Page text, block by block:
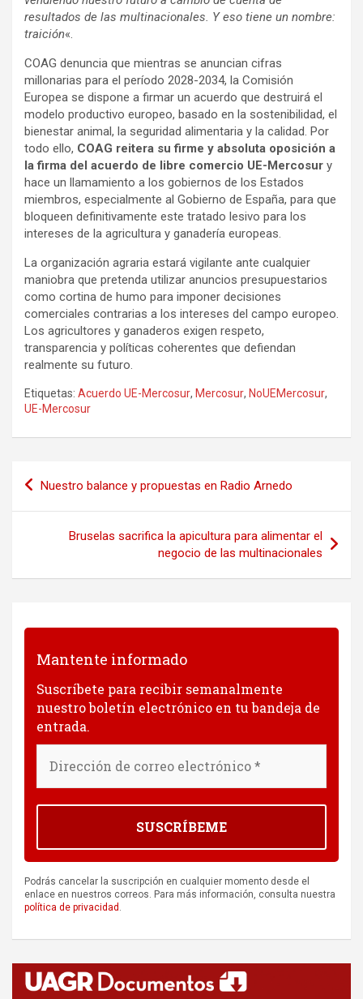
resultados de las multinacionales. Y eso tiene un nombre:
traición«.
COAG denuncia que mientras se anuncian cifras
millonarias para el período 2028-2034, la Comisión
Europea se dispone a firmar un acuerdo que destruirá el
modelo productivo europeo, basado en la sostenibilidad, el
bienestar animal, la seguridad alimentaria y la calidad. Por
todo ello, COAG reitera su firme y absoluta oposición a
la firma del acuerdo de libre comercio UE-Mercosur y
hace un llamamiento a los gobiernos de los Estados
miembros, especialmente al Gobierno de España, para que
bloqueen definitivamente este tratado lesivo para los
intereses de la agricultura y ganadería europeas.
La organización agraria estará vigilante ante cualquier
maniobra que pretenda utilizar anuncios presupuestarios
como cortina de humo para imponer decisiones
comerciales contrarias a los intereses del campo europeo.
Los agricultores y ganaderos exigen respeto,
transparencia y políticas coherentes que defiendan
realmente su futuro.
Etiquetas: Acuerdo UE-Mercosur, Mercosur, NoUEMercosur,
UE-Mercosur
Navegación
entradas
Nuestro balance y propuestas en Radio Arnedo
Bruselas sacrifica la apicultura para alimentar el
negocio de las multinacionales
Mantente informado
Suscríbete para recibir semanalmente
nuestro boletín electrónico en tu bandeja de
entrada.
Podrás cancelar la suscripción en cualquier momento desde el
enlace en nuestros correos. Para más información, consulta nuestra
política de privacidad .